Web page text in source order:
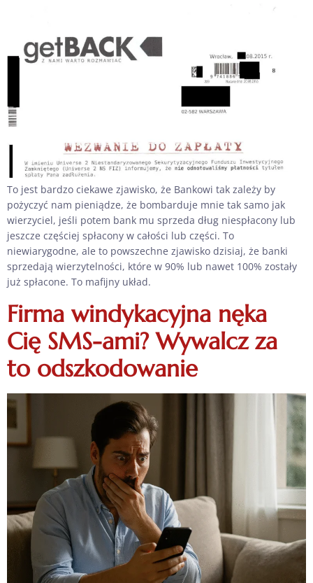
To jest bardzo ciekawe zjawisko, że Bankowi tak zależy by
pożyczyć nam pieniądze, że bombarduje mnie tak samo jak
wierzyciel, jeśli potem bank mu sprzeda dług niespłacony lub
jeszcze częściej spłacony w całości lub części. To
niewiarygodne, ale to powszechne zjawisko dzisiaj, że banki
sprzedają wierzytelności, które w 90% lub nawet 100% zostały
już spłacone. To mafijny układ.
Firma windykacyjna nęka
Cię SMS-ami? Wywalcz za
to odszkodowanie